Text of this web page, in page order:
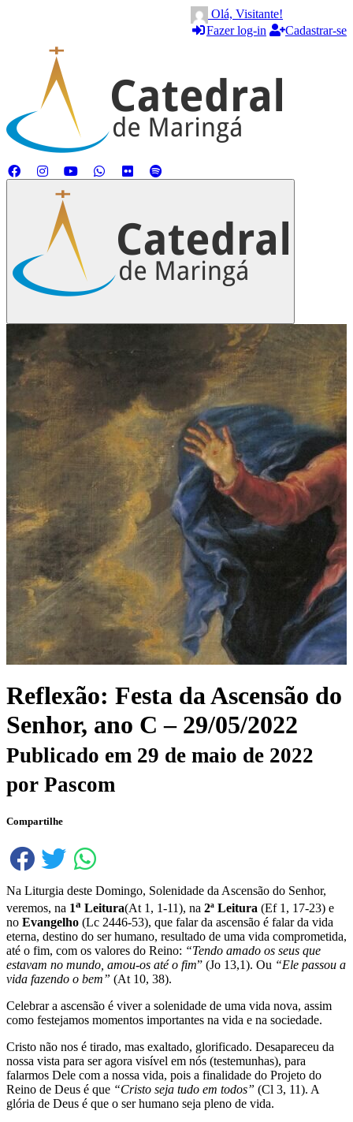
Olá, Visitante!
Fazer log-in
Cadastrar-se
Reflexão: Festa da Ascensão do
Senhor, ano C – 29/05/2022
Publicado em 29 de maio de 2022
por Pascom
Compartilhe
Na Liturgia deste Domingo, Solenidade da Ascensão do Senhor,
veremos, na 1a Leitura(At 1, 1-11), na 2ª Leitura (Ef 1, 17-23) e
no Evangelho (Lc 2446-53), que falar da ascensão é falar da vida
eterna, destino do ser humano, resultado de uma vida comprometida,
até o fim, com os valores do Reino: “Tendo amado os seus que
estavam no mundo, amou-os até o fim” (Jo 13,1). Ou “Ele passou a
vida fazendo o bem” (At 10, 38).
Celebrar a ascensão é viver a solenidade de uma vida nova, assim
como festejamos momentos importantes na vida e na sociedade.
Cristo não nos é tirado, mas exaltado, glorificado. Desapareceu da
nossa vista para ser agora visível em nós (testemunhas), para
falarmos Dele com a nossa vida, pois a finalidade do Projeto do
Reino de Deus é que “Cristo seja tudo em todos” (Cl 3, 11). A
glória de Deus é que o ser humano seja pleno de vida.